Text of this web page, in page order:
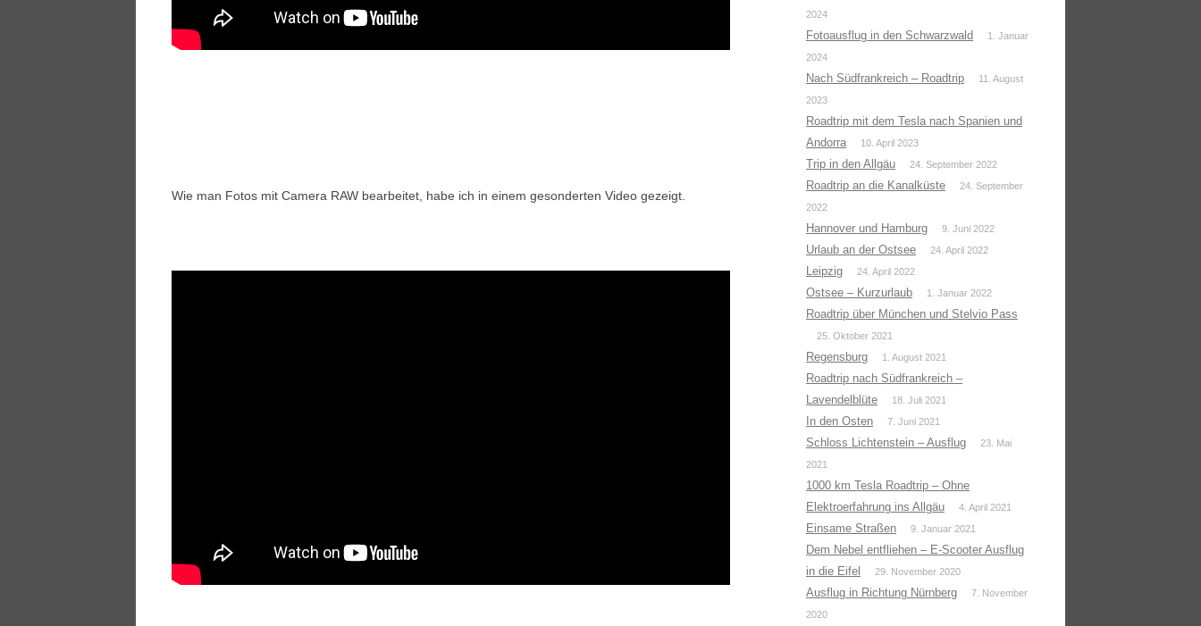
Wie man Fotos mit Camera RAW bearbeitet, habe ich in einem gesonderten Video gezeigt.
2024
Fotoausflug in den Schwarzwald
1. Januar
2024
Nach Südfrankreich – Roadtrip
11. August
2023
Roadtrip mit dem Tesla nach Spanien und
Andorra
10. April 2023
Trip in den Allgäu 24. September 2022
Roadtrip an die Kanalküste
24. September
2022
Hannover und Hamburg 9. Juni 2022
Urlaub an der Ostsee 24. April 2022
Leipzig 24. April 2022
Ostsee – Kurzurlaub 1. Januar 2022
Roadtrip über München und Stelvio Pass
25. Oktober 2021
Regensburg 1. August 2021
Roadtrip nach Südfrankreich –
Lavendelblüte
18. Juli 2021
In den Osten 7. Juni 2021
Schloss Lichtenstein – Ausflug
23. Mai
2021
1000 km Tesla Roadtrip – Ohne
Elektroerfahrung ins Allgäu
4. April 2021
Einsame Straßen 9. Januar 2021
Dem Nebel entfliehen – E-Scooter Ausflug
in die Eifel
29. November 2020
Ausflug in Richtung Nürnberg
7. November
2020